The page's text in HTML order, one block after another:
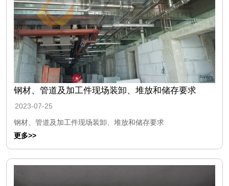
钢材、管道及加工件现场装卸、堆放和储存要求
2023-07-25
钢材、管道及加工件现场装卸、堆放和储存要求
更多>>